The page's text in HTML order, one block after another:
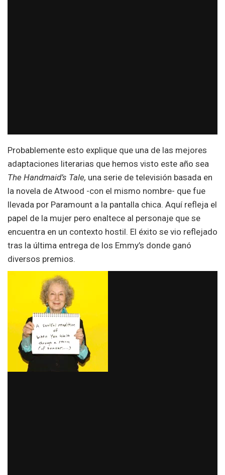
Probablemente esto explique que una de las mejores
adaptaciones literarias que hemos visto este año sea
The Handmaid’s Tale, una serie de televisión basada en
la novela de Atwood -con el mismo nombre- que fue
llevada por Paramount a la pantalla chica. Aquí refleja el
papel de la mujer pero enaltece al personaje que se
encuentra en un contexto hostil. El éxito se vio reflejado
tras la última entrega de los Emmy’s donde ganó
diversos premios.